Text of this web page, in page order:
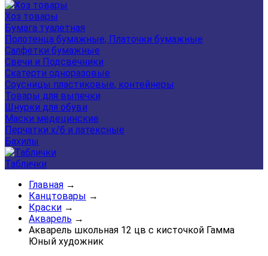
Хоз товары
Бумага туалетная
Полотенца бумажные, Платочки бумажные
Салфетки бумажные
Свечи и Подсвечники
Скатерти одноразовые
Соусницы пластиковые, контейнеры
Товары для выпечки
Шнурки для обуви
Маски медецинские
Перчатки х/б и латексные
Бахилы
Таблички
Главная →
Канцтовары →
Краски →
Акварель →
Акварель школьная 12 цв с кисточкой Гамма
Юный художник